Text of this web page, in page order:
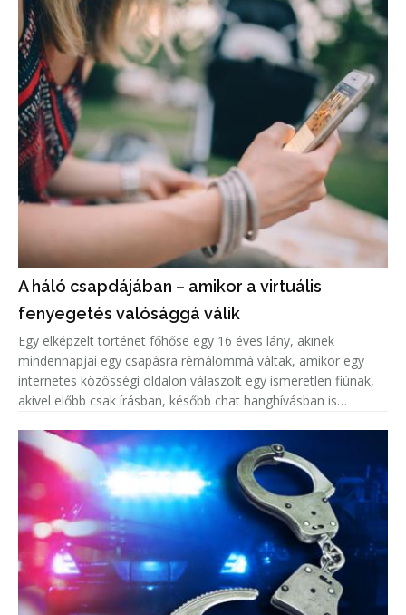
A háló csapdájában – amikor a virtuális
fenyegetés valósággá válik
Egy elképzelt történet főhőse egy 16 éves lány, akinek
mindennapjai egy csapásra rémálommá váltak, amikor egy
internetes közösségi oldalon válaszolt egy ismeretlen fiúnak,
akivel előbb csak írásban, később chat hanghívásban is